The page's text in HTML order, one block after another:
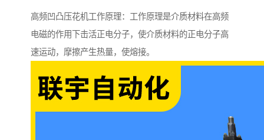
高频凹凸压花机工作原理：工作原理是介质材料在高频
电磁的作用下击活正电分子，使介质材料的正电分子高
速运动，摩擦产生热量，使熔接。